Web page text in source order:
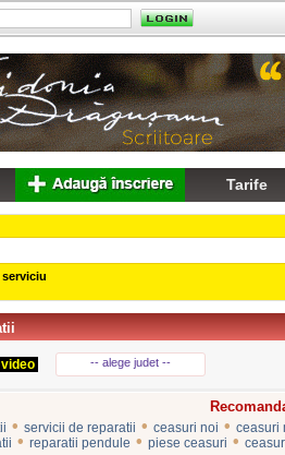
video -- alege judet --
• servicii de reparatii • ceasuri noi • ceasuri
• reparatii pendule • piese ceasuri •
Tarife